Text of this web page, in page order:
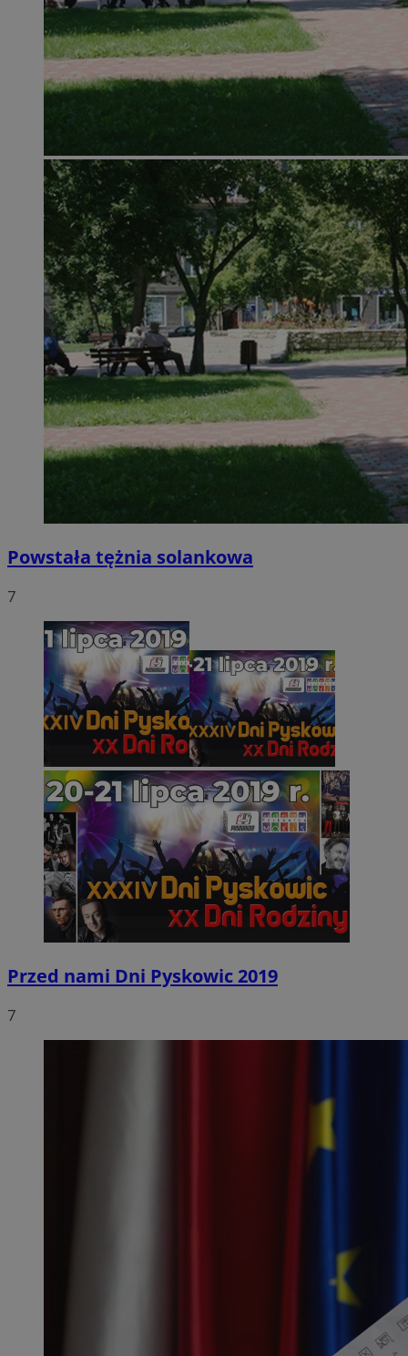
Powstała tężnia solankowa
7
Przed nami Dni Pyskowic 2019
7